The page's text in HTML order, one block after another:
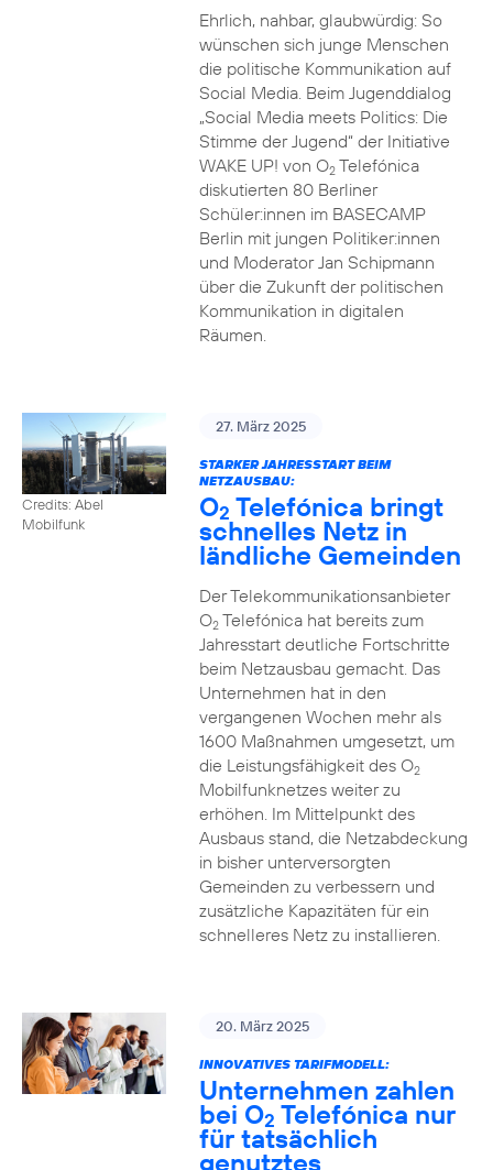
Ehrlich, nahbar, glaubwürdig: So
wünschen sich junge Menschen
die politische Kommunikation auf
Social Media. Beim Jugenddialog
„Social Media meets Politics: Die
Stimme der Jugend“ der Initiative
WAKE UP! von O2Telefónica
diskutierten 80 Berliner
Schüler:innen im BASECAMP
Berlin mit jungen Politiker:innen
und Moderator Jan Schipmann
über die Zukunft der politischen
Kommunikation in digitalen
Räumen.
Credits: Abel
Mobilfunk
27. März 2025
STARKER JAHRESSTART BEIM
NETZAUSBAU:
O2 Telefónica bringt
schnelles Netz in
ländliche Gemeinden
Der Telekommunikationsanbieter
O2Telefónica hat bereits zum
Jahresstart deutliche Fortschritte
beim Netzausbau gemacht. Das
Unternehmen hat in den
vergangenen Wochen mehr als
1600 Maßnahmen umgesetzt, um
die Leistungsfähigkeit des O2
Mobilfunknetzes weiter zu
erhöhen. Im Mittelpunkt des
Ausbaus stand, die Netzabdeckung
in bisher unterversorgten
Gemeinden zu verbessern und
zusätzliche Kapazitäten für ein
schnelleres Netz zu installieren.
20. März 2025
INNOVATIVES TARIFMODELL:
Unternehmen zahlen
bei O2 Telefónica nur
für tatsächlich
genutztes